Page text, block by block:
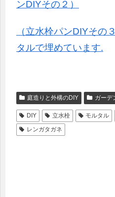
ンDIYその２）
（立水栓パンDIYその
タルで埋めています.
庭造りと外構のDIY ガーデ
DIY 立水栓 モルタル
レンガタガネ